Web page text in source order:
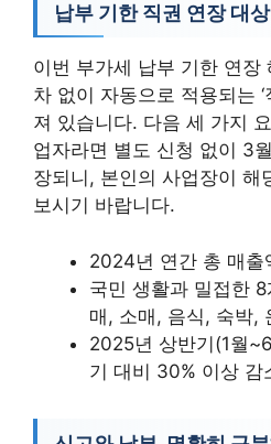
납부 기한 직권 연장 대
이번 부가세 납부 기한 연장
차 없이 자동으로 적용되는 ‘
져 있습니다. 다음 세 가지
업자라면 별도 신청 없이 3
장되니, 본인의 사업장이 해
보시기 바랍니다.
2024년 연간 총 매출
국민 생활과 밀접한
매, 소매, 음식, 숙박,
2025년 상반기(1월
기 대비 30% 이상 감